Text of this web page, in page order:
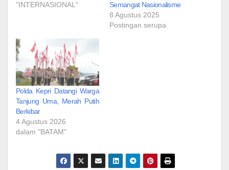
"INTERNASIONAL"
Semangat Nasionalisme
8 Agustus 2025
Postingan serupa
Polda Kepri Datangi Warga
Tanjung Uma, Merah Putih
Berkibar
4 Agustus 2026
dalam "BATAM"